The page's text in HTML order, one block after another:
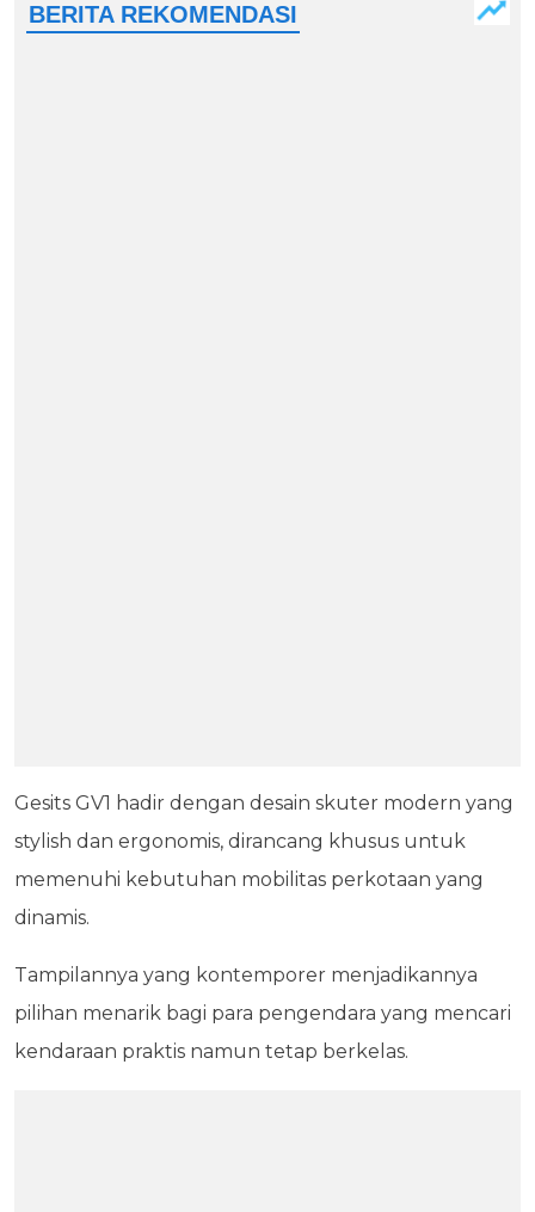
Gesits GV1 hadir dengan desain skuter modern yang
stylish dan ergonomis, dirancang khusus untuk
memenuhi kebutuhan mobilitas perkotaan yang
dinamis.
Tampilannya yang kontemporer menjadikannya
pilihan menarik bagi para pengendara yang mencari
kendaraan praktis namun tetap berkelas.